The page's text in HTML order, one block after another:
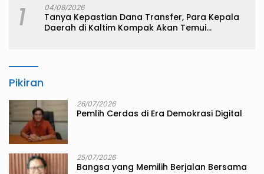
1 04/08/2026
Tanya Kepastian Dana Transfer, Para Kepala
Daerah di Kaltim Kompak Akan Temui
Pikiran
26/07/2026
Pemlih Cerdas di Era Demokrasi Digital
25/07/2026
Bangsa yang Memilih Berjalan Bersama